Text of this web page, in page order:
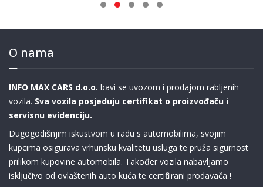
O nama
INFO MAX CARS d.o.o. bavi se uvozom i prodajom rabljenih
vozila. Sva vozila posjeduju certifikat o proizvođaču i
servisnu evidenciju.
Dugogodišnjim iskustvom u radu s automobilima, svojim
kupcima osigurava vrhunsku kvalitetu usluga te pruža sigurnost
prilikom kupovine automobila. Također vozila nabavljamo
isključivo od ovlaštenih auto kuća te certificirani prodavača !